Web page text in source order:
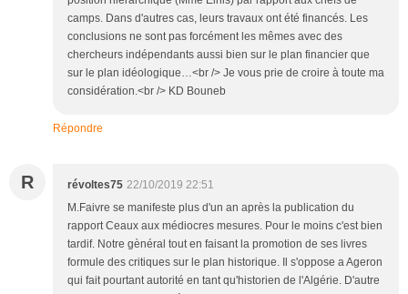
camps. Dans d'autres cas, leurs travaux ont été financés. Les
conclusions ne sont pas forcément les mêmes avec des
chercheurs indépendants aussi bien sur le plan financier que
sur le plan idéologique…<br /> Je vous prie de croire à toute ma
considération.<br /> KD Bouneb
Répondre
R révoltes75 22/10/2019 22:51
M.Faivre se manifeste plus d'un an après la publication du
rapport Ceaux aux médiocres mesures. Pour le moins c'est bien
tardif. Notre gènéral tout en faisant la promotion de ses livres
formule des critiques sur le plan historique. Il s'oppose a Ageron
qui fait pourtant autorité en tant qu'historien de l'Algérie. D'autre